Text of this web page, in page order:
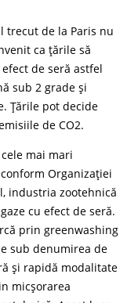
trecut de la Paris nu
ca țările să
de seră astfel
sub 2 grade și
Țările pot decide
de CO2.
mai mari
Organizației
industria zootehnică
cu efect de seră.
prin greenwashing
sub denumirea de
și rapidă modalitate
micșorarea